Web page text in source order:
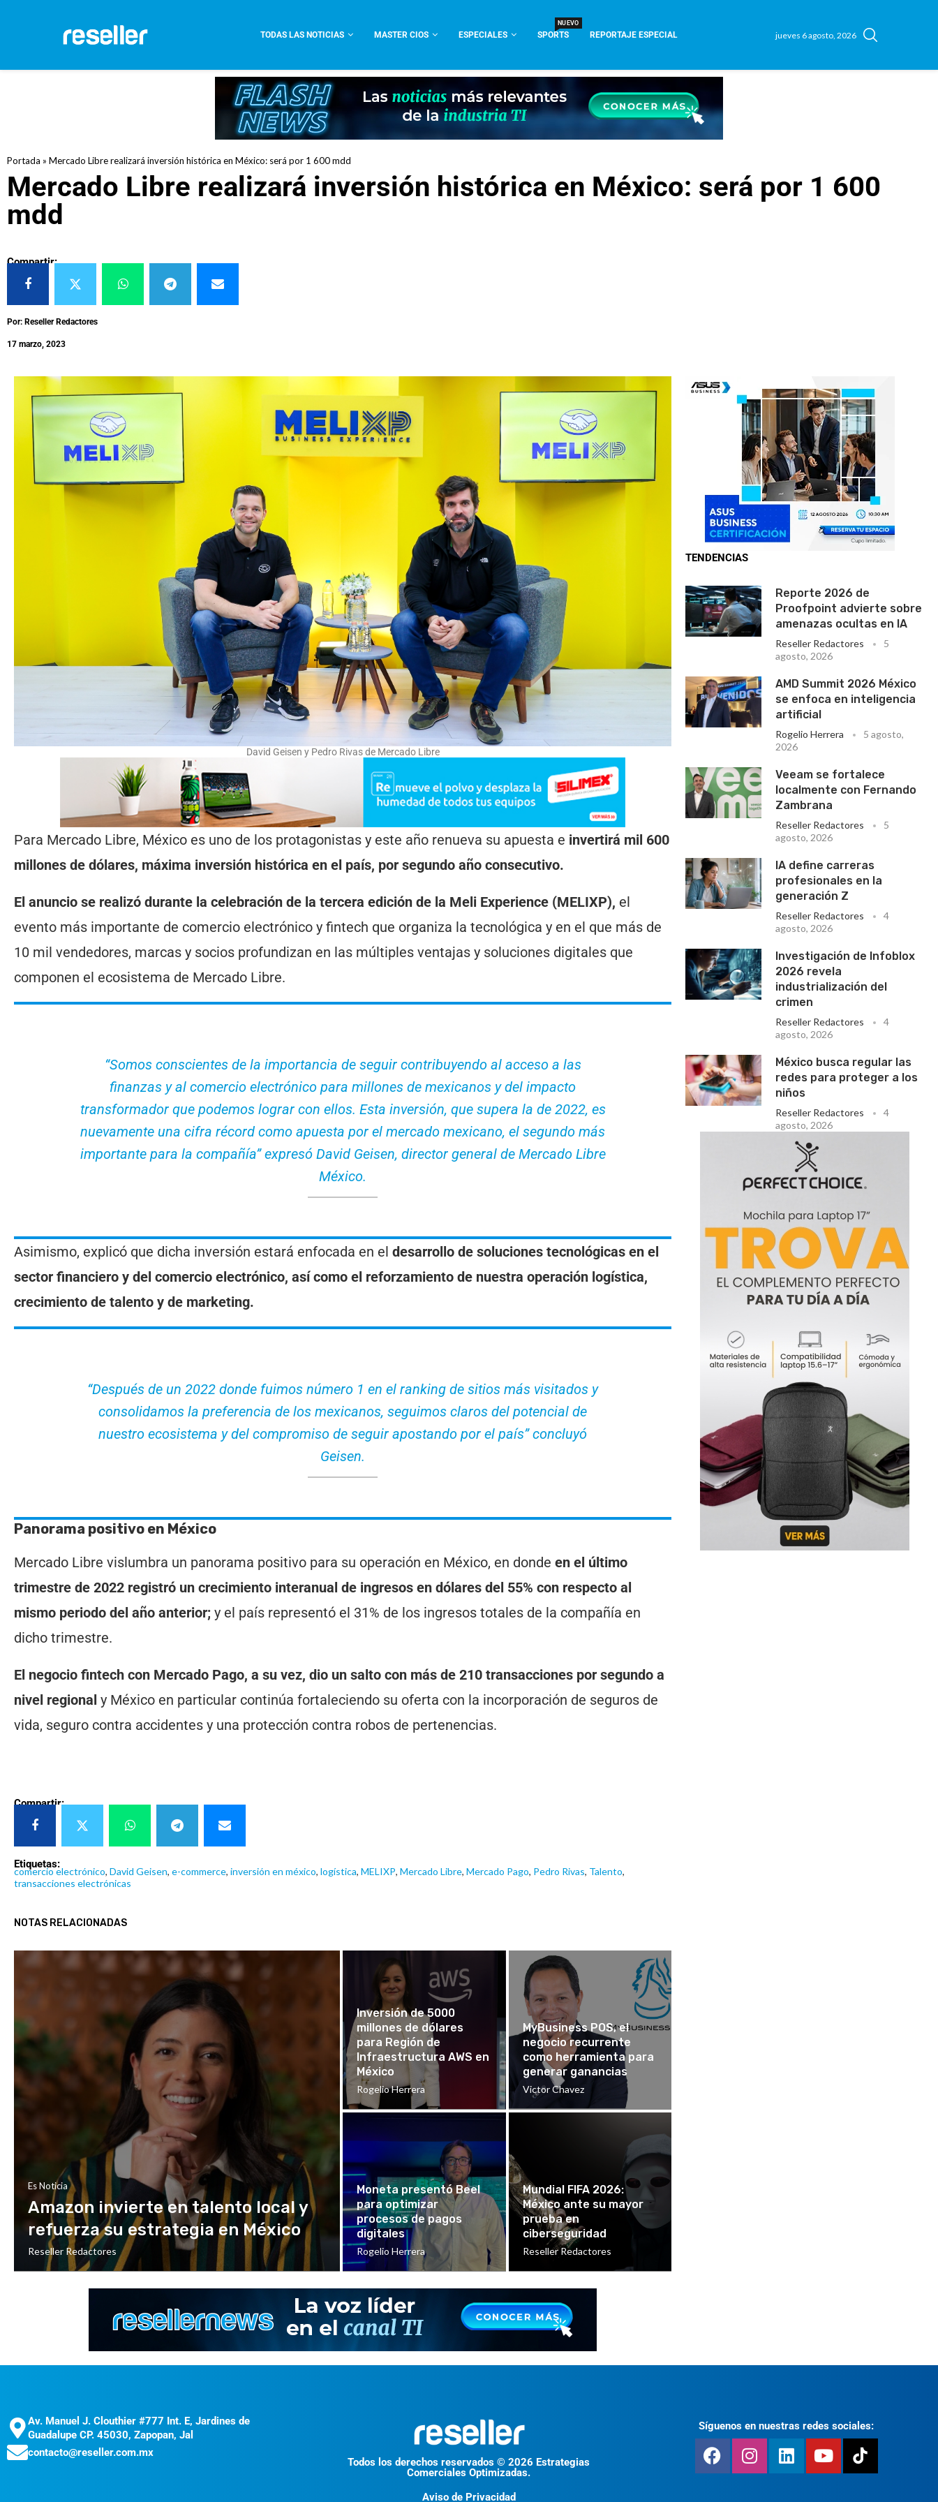
TODAS LAS NOTICIAS MASTER CIOS ESPECIALES SPORTS
NUEVO
REPORTAJE ESPECIAL jueves 6 agosto, 2026
Portada » Mercado Libre realizará inversión histórica en México: será por 1 600 mdd
Mercado Libre realizará inversión histórica en México: será por 1 600
mdd
Compartir:
Por: Reseller Redactores
17 marzo, 2023
David Geisen y Pedro Rivas de Mercado Libre
Para Mercado Libre, México es uno de los protagonistas y este año renueva su apuesta e invertirá mil 600
millones de dólares, máxima inversión histórica en el país, por segundo año consecutivo.
El anuncio se realizó durante la celebración de la tercera edición de la Meli Experience (MELIXP), el
evento más importante de comercio electrónico y fintech que organiza la tecnológica y en el que más de
10 mil vendedores, marcas y socios profundizan en las múltiples ventajas y soluciones digitales que
componen el ecosistema de Mercado Libre.
“Somos conscientes de la importancia de seguir contribuyendo al acceso a las
finanzas y al comercio electrónico para millones de mexicanos y del impacto
transformador que podemos lograr con ellos. Esta inversión, que supera la de 2022, es
nuevamente una cifra récord como apuesta por el mercado mexicano, el segundo más
importante para la compañía” expresó David Geisen, director general de Mercado Libre
México.
Asimismo, explicó que dicha inversión estará enfocada en el desarrollo de soluciones tecnológicas en el
sector financiero y del comercio electrónico, así como el reforzamiento de nuestra operación logística,
crecimiento de talento y de marketing.
“Después de un 2022 donde fuimos número 1 en el ranking de sitios más visitados y
consolidamos la preferencia de los mexicanos, seguimos claros del potencial de
nuestro ecosistema y del compromiso de seguir apostando por el país” concluyó
Geisen.
Panorama positivo en México
Mercado Libre vislumbra un panorama positivo para su operación en México, en donde en el último
trimestre de 2022 registró un crecimiento interanual de ingresos en dólares del 55% con respecto al
mismo periodo del año anterior; y el país representó el 31% de los ingresos totales de la compañía en
dicho trimestre.
El negocio fintech con Mercado Pago, a su vez, dio un salto con más de 210 transacciones por segundo a
nivel regional y México en particular continúa fortaleciendo su oferta con la incorporación de seguros de
vida, seguro contra accidentes y una protección contra robos de pertenencias.
Compartir:
Etiquetas:
comercio electrónico, David Geisen, e-commerce, inversión en méxico, logística, MELIXP, Mercado Libre, Mercado Pago, Pedro Rivas, Talento,
transacciones electrónicas
TENDENCIAS
Reporte 2026 de
Proofpoint advierte sobre
amenazas ocultas en IA
Reseller Redactores
5
agosto, 2026
AMD Summit 2026 México
se enfoca en inteligencia
artificial
Rogelio Herrera
5 agosto,
2026
Veeam se fortalece
localmente con Fernando
Zambrana
Reseller Redactores
5
agosto, 2026
IA define carreras
profesionales en la
generación Z
Reseller Redactores
4
agosto, 2026
Investigación de Infoblox
2026 revela
industrialización del
crimen
Reseller Redactores
4
agosto, 2026
México busca regular las
redes para proteger a los
niños
Reseller Redactores
4
agosto, 2026
NOTAS RELACIONADAS
Es Noticia
Amazon invierte en talento local y
refuerza su estrategia en México
Reseller Redactores
Inversión de 5000
millones de dólares
para Región de
Infraestructura AWS en
México
Rogelio Herrera
MyBusiness POS, el
negocio recurrente
como herramienta para
generar ganancias
Victor Chavez
Moneta presentó Beel
para optimizar
procesos de pagos
digitales
Rogelio Herrera
Mundial FIFA 2026:
México ante su mayor
prueba en
ciberseguridad
Reseller Redactores
Av. Manuel J. Clouthier #777 Int. E, Jardines de
Guadalupe CP. 45030, Zapopan, Jal
contacto@reseller.com.mx
Todos los derechos reservados © 2026 Estrategias
Comerciales Optimizadas.
Aviso de Privacidad
Síguenos en nuestras redes sociales: